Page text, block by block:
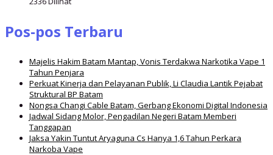
Pos-pos Terbaru
Majelis Hakim Batam Mantap, Vonis Terdakwa Narkotika Vape 1
Tahun Penjara
Perkuat Kinerja dan Pelayanan Publik, Li Claudia Lantik Pejabat
Struktural BP Batam
Nongsa Changi Cable Batam, Gerbang Ekonomi Digital Indonesia
Jadwal Sidang Molor, Pengadilan Negeri Batam Memberi
Tanggapan
Jaksa Yakin Tuntut Aryaguna Cs Hanya 1,6 Tahun Perkara
Narkoba Vape